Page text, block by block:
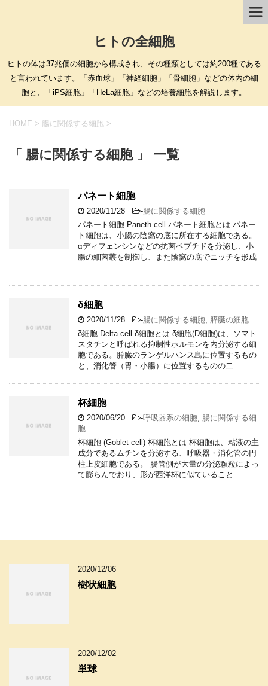
ヒトの全細胞
ヒトの体は37兆個の細胞から構成され、その種類としては約200種である
と言われています。「赤血球」「神経細胞」「骨細胞」などの体内の細
胞と、「iPS細胞」「HeLa細胞」などの培養細胞を解説します。
HOME > 腸に関係する細胞 >
「 腸に関係する細胞 」 一覧
パネート細胞
2020/11/28 -腸に関係する細胞
パネート細胞 Paneth cell パネート細胞とは パネー
ト細胞は、小腸の陰窩の底に所在する細胞である。
αディフェンシンなどの抗菌ペプチドを分泌し、小
腸の細菌叢を制御し、また陰窩の底でニッチを形成
δ細胞
2020/11/28 -腸に関係する細胞 膵臓の細胞
δ細胞 Delta cell δ細胞とは δ細胞(D細胞)は、ソマト
スタチンと呼ばれる抑制性ホルモンを内分泌する細
胞である。膵臓のランゲルハンス島に位置するもの
と、消化管（胃・小腸）に位置するものの二 …
杯細胞
2020/06/20 -呼吸器系の細胞 腸に関係する細
胞
杯細胞 (Goblet cell) 杯細胞とは 杯細胞は、粘液の主
成分であるムチンを分泌する、呼吸器・消化管の円
柱上皮細胞である。 腸管側が大量の分泌顆粒によっ
て膨らんでおり、形が西洋杯に似ていること …
2020/12/06
樹状細胞
2020/12/02
単球